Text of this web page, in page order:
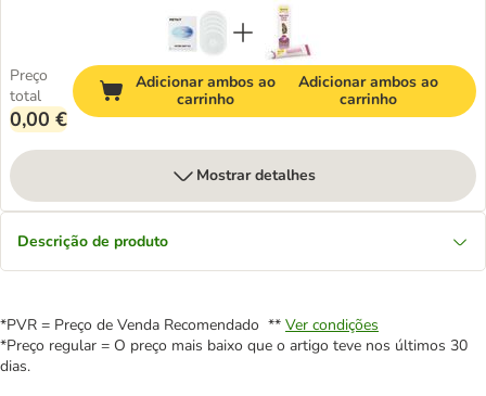
Preço
total
0,00 €
Adicionar ambos ao
carrinho
Adicionar ambos ao
carrinho
Mostrar detalhes
Descrição de produto
*PVR = Preço de Venda Recomendado ** Ver condições
*Preço regular = O preço mais baixo que o artigo teve nos últimos 30
dias.